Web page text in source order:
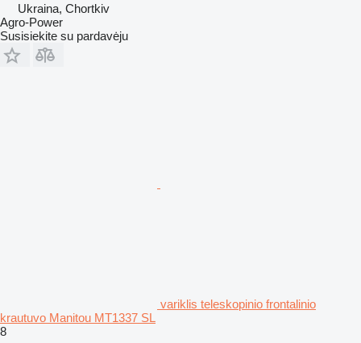
Ukraina, Chortkiv
Agro-Power
Susisiekite su pardavėju
variklis teleskopinio frontalinio
krautuvo Manitou MT1337 SL
8